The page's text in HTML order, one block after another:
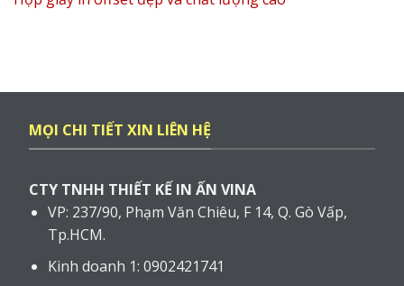
MỌI CHI TIẾT XIN LIÊN HỆ
CTY TNHH THIẾT KẾ IN ẤN VINA
VP: 237/90, Phạm Văn Chiêu, F 14, Q. Gò Vấp,
Tp.HCM.
Kinh doanh 1: 0902421741